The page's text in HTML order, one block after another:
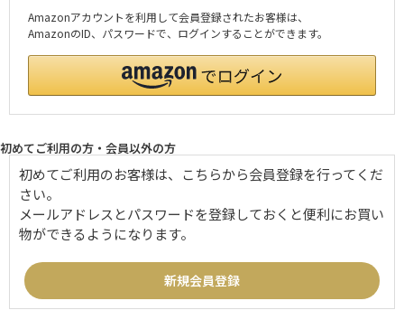
Amazonアカウントを利用して会員登録されたお客様は、
AmazonのID、パスワードで、ログインすることができます。
初めてご利用の方・会員以外の方
初めてご利用のお客様は、こちらから会員登録を行ってくだ
さい。
メールアドレスとパスワードを登録しておくと便利にお買い
物ができるようになります。